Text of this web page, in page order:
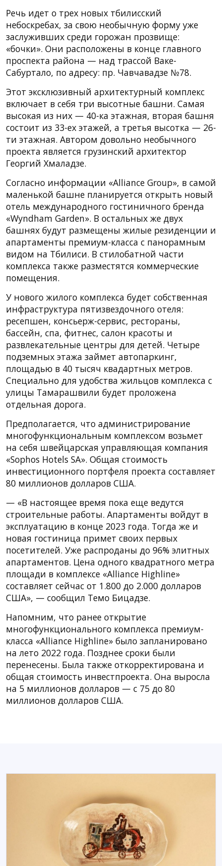
Речь идет о трех новых тбилисский
небоскребах, за свою необычную форму уже
заслуживших среди горожан прозвище:
«бочки». Они расположены в конце главного
проспекта района — над трассой Ваке-
Сабуртало, по адресу: пр. Чавчавадзе №78.
Этот эксклюзивный архитектурный комплекс
включает в себя три высотные башни. Самая
высокая из них — 40-ка этажная, вторая башня
состоит из 33-ех этажей, а третья высотка — 26-
ти этажная. Автором довольно необычного
проекта является грузинский архитектор
Георгий Хмаладзе.
Согласно информации «Alliance Group», в самой
маленькой башне планируется открыть новый
отель международного гостиничного бренда
«Wyndham Garden». В остальных же двух
башнях будут размещены жилые резиденции и
апартаменты премиум-класса с панорамным
видом на Тбилиси. В стилобатной части
комплекса также разместятся коммерческие
помещения.
У нового жилого комплекса будет собственная
инфраструктура пятизвездочного отеля:
ресепшен, консьерж-сервис, рестораны,
бассейн, спа, фитнес, салон красоты и
развлекательные центры для детей. Четыре
подземных этажа займет автопаркинг,
площадью в 40 тысяч квадартных метров.
Специально для удобства жильцов комплекса с
улицы Тамарашвили будет проложена
отдельная дорога.
Предполагается, что администрирование
многофункциональным комплексом возьмет
на себя швейцарская управляющая компания
«Sophos Hotels SA». Общая стоимость
инвестиционного портфеля проекта составляет
80 миллионов долларов США.
— «В настоящее время пока еще ведутся
строительные работы. Апартаменты войдут в
эксплуатацию в конце 2023 года. Тогда же и
новая гостиница примет своих первых
посетителей. Уже распроданы до 96% элитных
апартаментов. Цена одного квадратного метра
площади в комплексе «Alliance Highline»
составляет сейчас от 1.800 до 2.000 долларов
США», — сообщил Темо Бицадзе.
Напомним, что ранее открытие
многофункционального комплекса премиум-
класса «Alliance Highline» было запланировано
на лето 2022 года. Позднее сроки были
перенесены. Была также откорректирована и
общая стоимость инвестпроекта. Она выросла
на 5 миллионов долларов — с 75 до 80
миллионов долларов США.